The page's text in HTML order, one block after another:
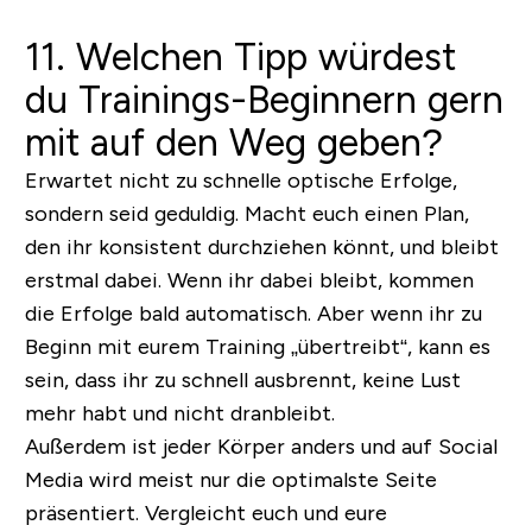
11. Welchen Tipp würdest
du Trainings-Beginnern gern
mit auf den Weg geben?
Erwartet nicht zu schnelle optische Erfolge,
sondern seid geduldig. Macht euch einen Plan,
den ihr konsistent durchziehen könnt, und bleibt
erstmal dabei. Wenn ihr dabei bleibt, kommen
die Erfolge bald automatisch. Aber wenn ihr zu
Beginn mit eurem Training „übertreibt“, kann es
sein, dass ihr zu schnell ausbrennt, keine Lust
mehr habt und nicht dranbleibt.
Außerdem ist jeder Körper anders und auf Social
Media wird meist nur die optimalste Seite
präsentiert. Vergleicht euch und eure